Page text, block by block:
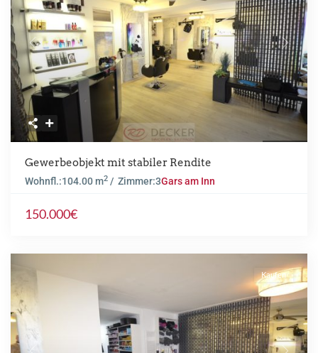
Previous Next
Gewerbeobjekt mit stabiler Rendite
Wohnfl.:104.00 m2 / Zimmer:3Gars am Inn
150.000€
Kaufen